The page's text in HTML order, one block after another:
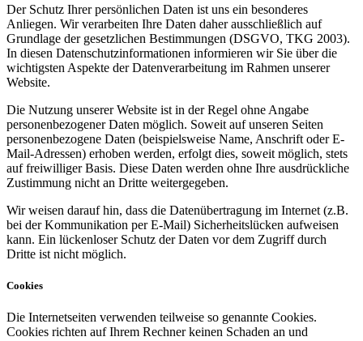
Der Schutz Ihrer persönlichen Daten ist uns ein besonderes
Anliegen. Wir verarbeiten Ihre Daten daher ausschließlich auf
Grundlage der gesetzlichen Bestimmungen (DSGVO, TKG 2003).
In diesen Datenschutzinformationen informieren wir Sie über die
wichtigsten Aspekte der Datenverarbeitung im Rahmen unserer
Website.
Die Nutzung unserer Website ist in der Regel ohne Angabe
personenbezogener Daten möglich. Soweit auf unseren Seiten
personenbezogene Daten (beispielsweise Name, Anschrift oder E-
Mail-Adressen) erhoben werden, erfolgt dies, soweit möglich, stets
auf freiwilliger Basis. Diese Daten werden ohne Ihre ausdrückliche
Zustimmung nicht an Dritte weitergegeben.
Wir weisen darauf hin, dass die Datenübertragung im Internet (z.B.
bei der Kommunikation per E-Mail) Sicherheitslücken aufweisen
kann. Ein lückenloser Schutz der Daten vor dem Zugriff durch
Dritte ist nicht möglich.
Cookies
Die Internetseiten verwenden teilweise so genannte Cookies.
Cookies richten auf Ihrem Rechner keinen Schaden an und